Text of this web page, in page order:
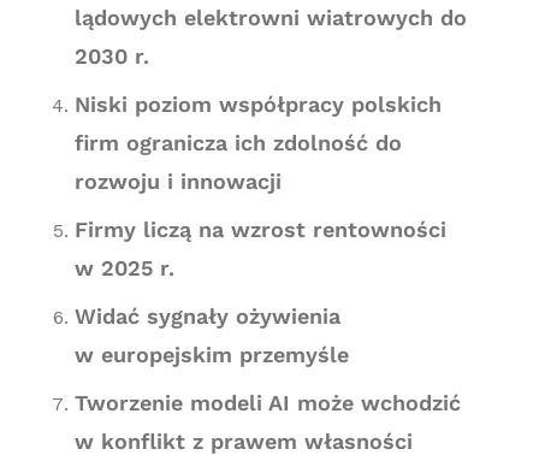
lądowych elektrowni wiatrowych do
2030 r.
Niski poziom współpracy polskich
firm ogranicza ich zdolność do
rozwoju i innowacji
Firmy liczą na wzrost rentowności
w 2025 r.
Widać sygnały ożywienia
w europejskim przemyśle
Tworzenie modeli AI może wchodzić
w konflikt z prawem własności